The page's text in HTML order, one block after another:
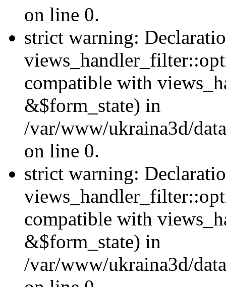
on line 0.
strict warning:
compatible with
&$form_state) in
/var/www/ukraina3d/
on line 0.
strict warning:
compatible with
&$form_state) in
/var/www/ukraina3d/